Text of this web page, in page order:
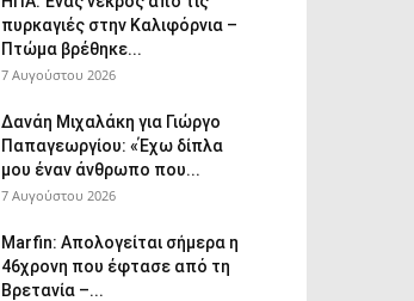
πυρκαγιές στην Καλιφόρνια –
Πτώμα βρέθηκε...
7 Αυγούστου 2026
Δανάη Μιχαλάκη για Γιώργο
Παπαγεωργίου: «Έχω δίπλα
μου έναν άνθρωπο που...
7 Αυγούστου 2026
Marfin: Απολογείται σήμερα η
46χρονη που έφτασε από τη
Βρετανία –...